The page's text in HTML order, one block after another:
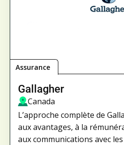
Assurance
Gallagher
Canada
L’approche complète de
aux avantages, à la
aux communications avec